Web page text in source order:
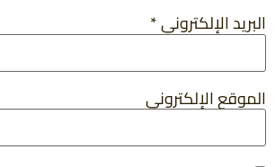
البريد الإلكتروني*
الموقع الإلكتروني